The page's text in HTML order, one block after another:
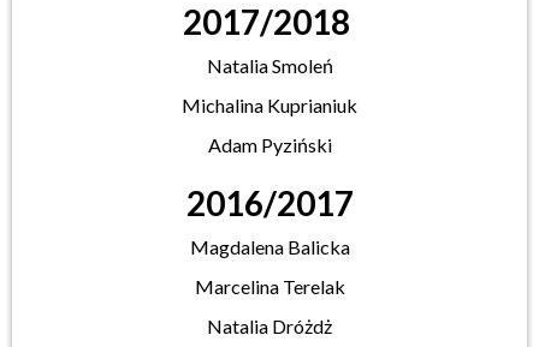
2017/2018
Natalia Smoleń
Michalina Kuprianiuk
Adam Pyziński
2016/2017
Magdalena Balicka
Marcelina Terelak
Natalia Dróżdż